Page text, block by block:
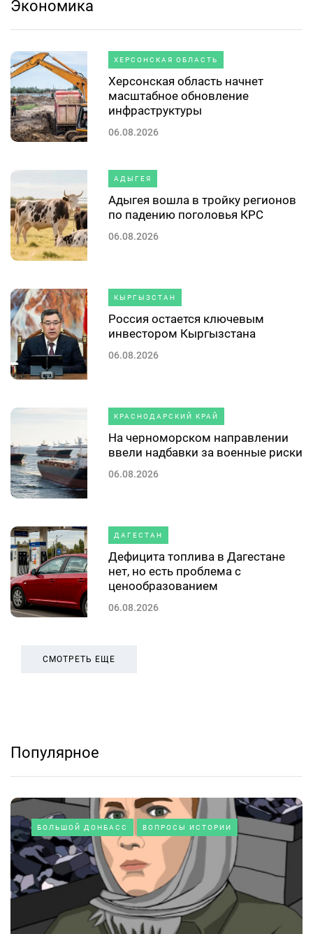
Экономика
ХЕРСОНСКАЯ ОБЛАСТЬ
Херсонская область начнет
масштабное обновление
инфраструктуры
06.08.2026
АДЫГЕЯ
Адыгея вошла в тройку регионов
по падению поголовья КРС
06.08.2026
КЫРГЫЗСТАН
Россия остается ключевым
инвестором Кыргызстана
06.08.2026
КРАСНОДАРСКИЙ КРАЙ
На черноморском направлении
ввели надбавки за военные риски
06.08.2026
ДАГЕСТАН
Дефицита топлива в Дагестане
нет, но есть проблема с
ценообразованием
06.08.2026
СМОТРЕТЬ ЕЩЕ
Популярное
БОЛЬШОЙ ДОНБАСС ВОПРОСЫ ИСТОРИИ